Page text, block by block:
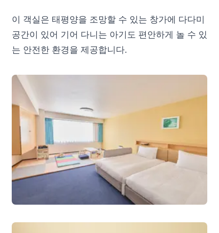
이 객실은 태평양을 조망할 수 있는 창가에 다다미
공간이 있어 기어 다니는 아기도 편안하게 놀 수 있
는 안전한 환경을 제공합니다.